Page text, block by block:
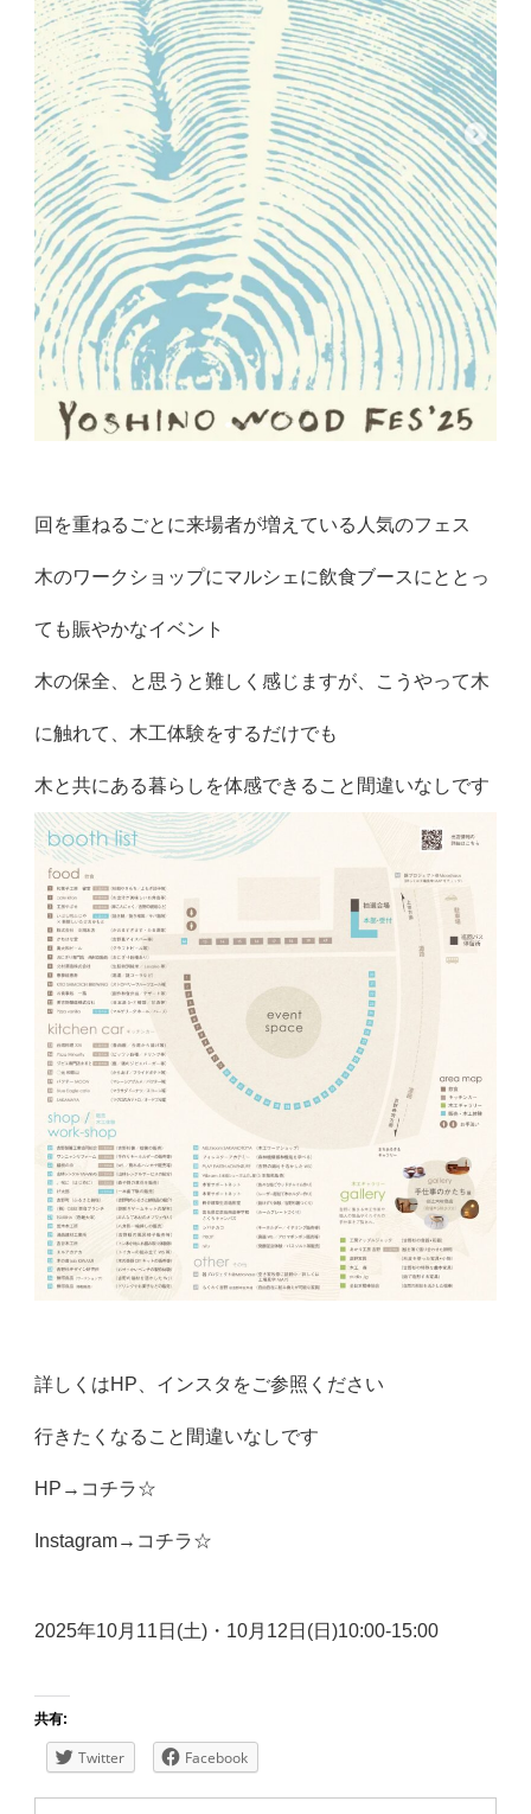
回を重ねるごとに来場者が増えている人気のフェス
木のワークショップにマルシェに飲食ブースにととっ
ても賑やかなイベント
木の保全、と思うと難しく感じますが、こうやって木
に触れて、木工体験をするだけでも
木と共にある暮らしを体感できること間違いなしです
詳しくはHP、インスタをご参照ください
行きたくなること間違いなしです
HP→ コチラ☆
Instagram→ コチラ☆
2025年10月11日(土)・10月12日(日)10:00-15:00
共有:
Twitter Facebook